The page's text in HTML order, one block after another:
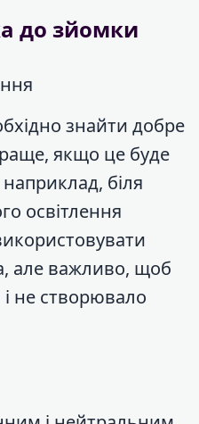
до зйомки
знайти добре
якщо це буде
біля
освітлення
але важливо, щоб
і не створювало